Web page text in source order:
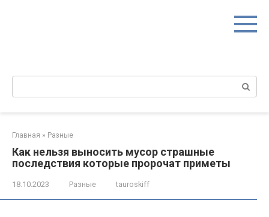
Поиск:
Главная » Разные
Как нельзя выносить мусор страшные
последствия которые пророчат приметы
18.10.2023 Разные tauroskiff